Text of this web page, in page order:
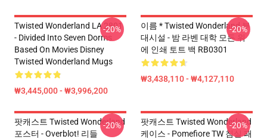
Twisted Wonderland LA 2801
- Divided Into Seven Dorms
Based On Movies Disney
Twisted Wonderland Mugs
₩3,445,000 - ₩3,996,200
-20%
이름 * Twisted Wonderland 부
대시설 - 밤 라벤 대학 모든 위
에 인쇄 토트 백 RB0301
₩3,438,110 - ₩4,127,110
-20%
팟캐스트 Twisted Wonderland
포스터 - Overblot! 리들
-20%
팟캐스트 Twisted Wonderland
케이스 - Pomefiore TW 침실 패
-20%